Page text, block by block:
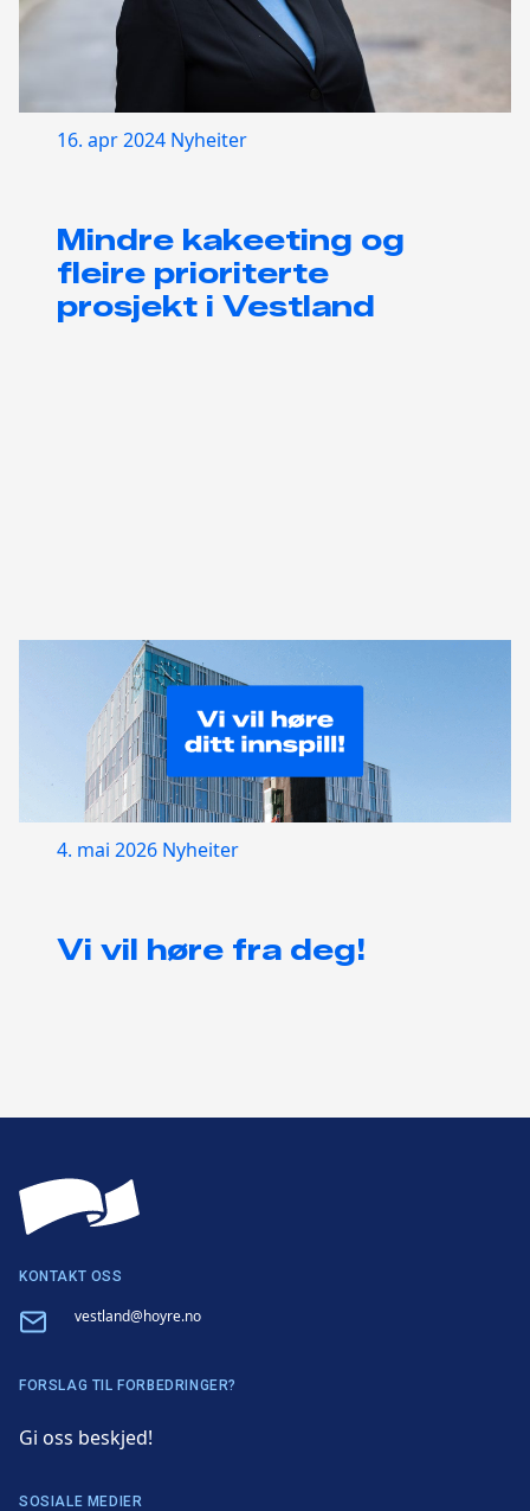
16. apr 2024 Nyheiter
Mindre kakeeting og
fleire prioriterte
prosjekt i Vestland
4. mai 2026 Nyheiter
Vi vil høre fra deg!
KONTAKT OSS
Email vestland@hoyre.no
FORSLAG TIL FORBEDRINGER?
Gi oss beskjed!
SOSIALE MEDIER